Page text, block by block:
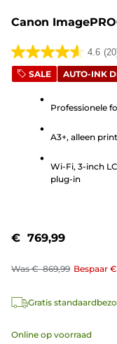
Canon
4.6
4.6
van
sterren.
beoordelingen
SALE AUTO-INK
Professionele
A3+, alleen
Wi-Fi, 3-inch
plug-in
€ 769,99
Was€ 869,99 Bespaar
Gratis
Online op voorraad